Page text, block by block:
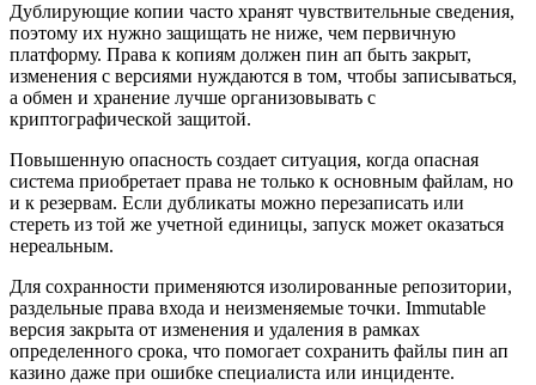
Дублирующие копии часто хранят чувствительные сведения,
поэтому их нужно защищать не ниже, чем первичную
платформу. Права к копиям должен пин ап быть закрыт,
изменения с версиями нуждаются в том, чтобы записываться,
а обмен и хранение лучше организовывать с
криптографической защитой.
Повышенную опасность создает ситуация, когда опасная
система приобретает права не только к основным файлам, но
и к резервам. Если дубликаты можно перезаписать или
стереть из той же учетной единицы, запуск может оказаться
нереальным.
Для сохранности применяются изолированные репозитории,
раздельные права входа и неизменяемые точки. Immutable
версия закрыта от изменения и удаления в рамках
определенного срока, что помогает сохранить файлы пин ап
казино даже при ошибке специалиста или инциденте.